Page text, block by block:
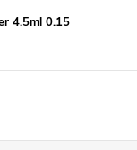
4.5ml 0.15